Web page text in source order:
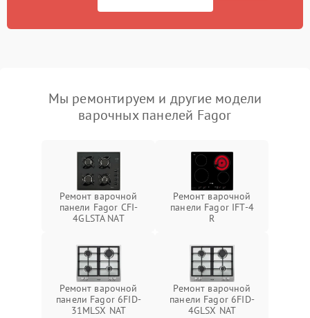
Мы ремонтируем и другие модели
варочных панелей Fagor
Ремонт варочной
панели Fagor CFI-
4GLSTA NAT
Ремонт варочной
панели Fagor IFT-4
R
Ремонт варочной
панели Fagor 6FID-
31MLSX NAT
Ремонт варочной
панели Fagor 6FID-
4GLSX NAT